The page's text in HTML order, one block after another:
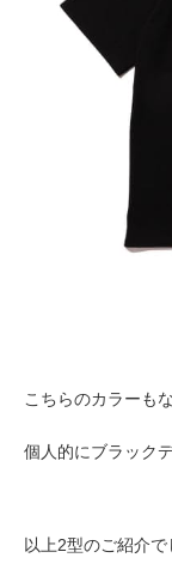
こちらのカラーも
個人的にブラック
以上2型のご紹介で